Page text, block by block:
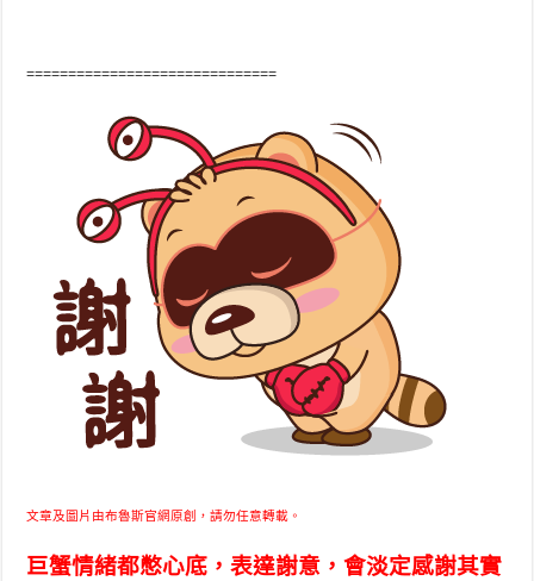
==============================
文章及圖片由布魯斯官網原創，請勿任意轉載。
巨蟹情緒都憋心底，表達謝意，會淡定感謝其實